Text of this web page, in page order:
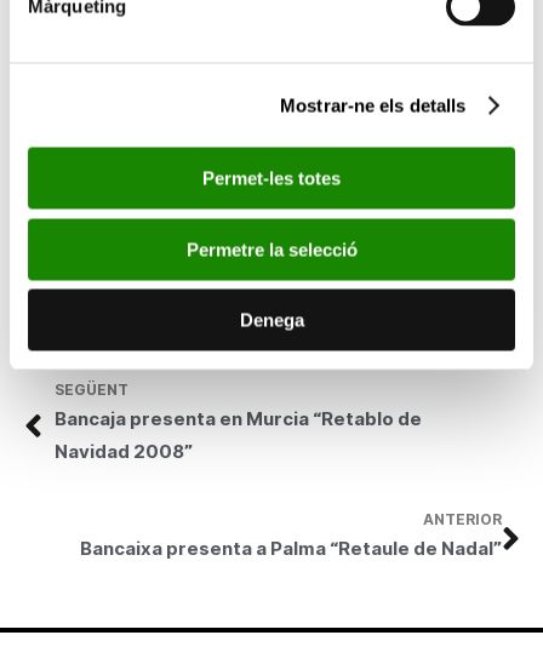
Màrqueting
Mostrar-ne els detalls
Permet-les totes
Permetre la selecció
Denega
patrocina els concerts de tota la temporada. Igualment,
. Bancaixa també patrocina la
que celebra enguany el seu centenari.
difusió de la música en tot el territori espanyol, fet que implica
un augment respecte de la quantitat que s’hi va dedicar l’any
passat. Per a Bancaixa apostar per la música és apostar per la
cultura, una de les banderes de la seua Obra Social.
ANTERIOR
Bancaixa presenta a Palma “Retaule de Nadal”
SEGÜENT
Bancaja presenta en Murcia “Retablo de
Navidad 2008”